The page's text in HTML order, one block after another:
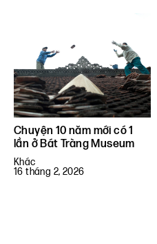
Chuyện 10 năm mới có 1
lần ở Bát Tràng Museum
Khác
16 tháng 2, 2026